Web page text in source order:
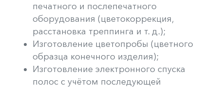
печатного и послепечатного
оборудования (цветокоррекция,
расстановка треппинга и т. д.);
Изготовление цветопробы (цветного
образца конечного изделия);
Изготовление электронного спуска
полос с учётом последующей